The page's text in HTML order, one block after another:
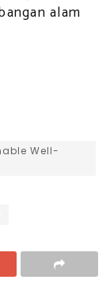
alam
Well-